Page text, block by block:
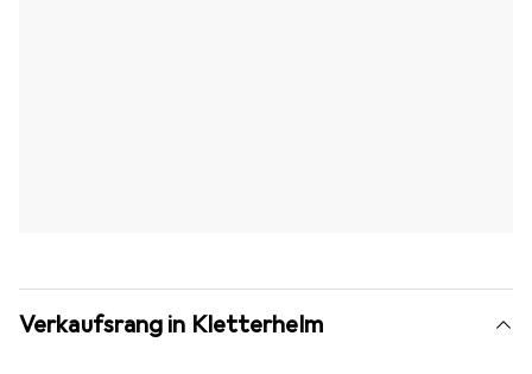
Verkaufsrang in Kletterhelm